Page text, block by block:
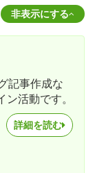
非表示にする
記事作成な
活動です。
詳細を読む